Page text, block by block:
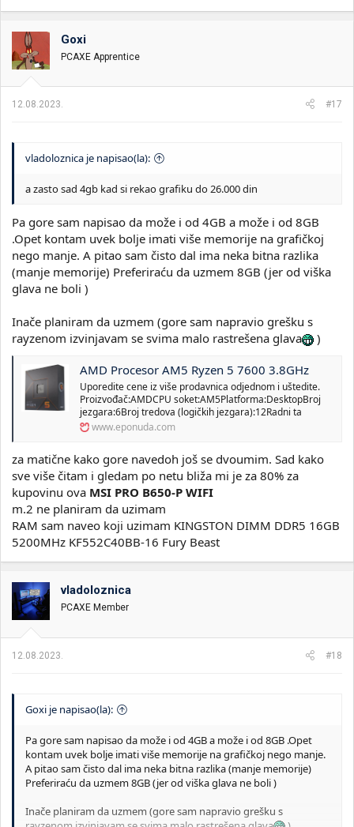
Goxi
PCAXE Apprentice
12.08.2023. #17
vladoloznica je napisao(la):
a zasto sad 4gb kad si rekao grafiku do 26.000 din
Pa gore sam napisao da može i od 4GB a može i od 8GB
.Opet kontam uvek bolje imati više memorije na grafičkoj
nego manje. A pitao sam čisto dal ima neka bitna razlika
(manje memorije) Preferiraću da uzmem 8GB (jer od viška
glava ne boli )
Inače planiram da uzmem (gore sam napravio grešku s
rayzenom izvinjavam se svima malo rastrešena glava
)
AMD Procesor AM5 Ryzen 5 7600 3.8GHz
Uporedite cene iz više prodavnica odjednom i uštedite.
Proizvođač:AMDCPU soket:AM5Platforma:DesktopBroj
jezgara:6Broj tredova (logičkih jezgara):12Radni ta
www.eponuda.com
za matične kako gore navedoh još se dvoumim. Sad kako
sve više čitam i gledam po netu bliža mi je za 80% za
kupovinu ova MSI PRO B650-P WIFI
m.2 ne planiram da uzimam
RAM sam naveo koji uzimam KINGSTON DIMM DDR5 16GB
5200MHz KF552C40BB-16 Fury Beast
vladoloznica
PCAXE Member
12.08.2023. #18
Goxi je napisao(la):
Pa gore sam napisao da može i od 4GB a može i od 8GB .Opet
kontam uvek bolje imati više memorije na grafičkoj nego manje.
A pitao sam čisto dal ima neka bitna razlika (manje memorije)
Preferiraću da uzmem 8GB (jer od viška glava ne boli )
Inače planiram da uzmem (gore sam napravio grešku s